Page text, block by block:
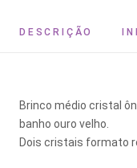
DESCRIÇÃO
Brinco médio cristal
banho ouro velho.
Dois cristais formato